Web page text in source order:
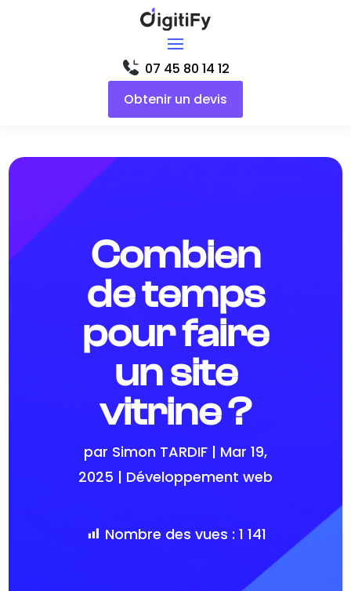
07 45 80 14 12
Obtenir un devis
Combien
de temps
pour faire
un site
vitrine ?
par Simon TARDIF | Mar 19,
2025 | Développement web
Nombre des vues : 1 141